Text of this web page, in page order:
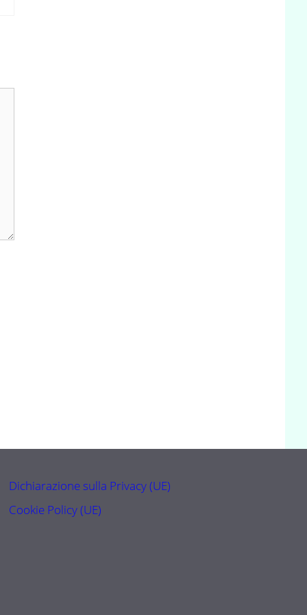
Dichiarazione sulla Privacy (UE)
Cookie Policy (UE)